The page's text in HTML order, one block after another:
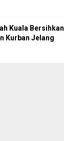
Kuala Bersihkan
Kurban Jelang